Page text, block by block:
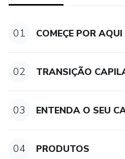
01 COMEÇE POR AQUI
02 TRANSIÇÃO
03 ENTENDA O SEU
04 PRODUTOS